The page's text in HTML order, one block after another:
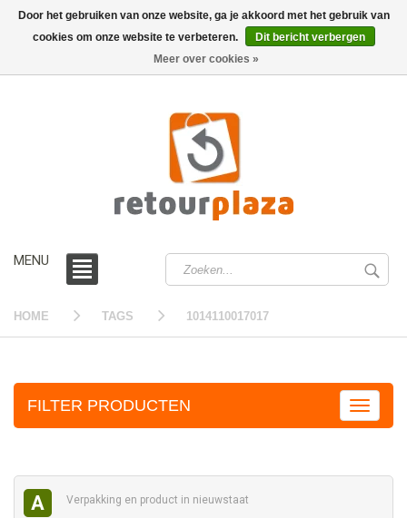
MENU
HOME TAGS 1014110017017
FILTER PRODUCTEN
A Verpakking en product in nieuwstaat
Door het gebruiken van onze website, ga je akkoord met het gebruik van
cookies om onze website te verbeteren.
Dit bericht verbergen
Meer over cookies »